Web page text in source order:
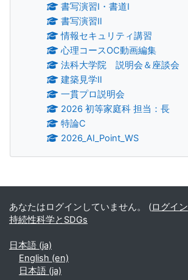
書写演習Ⅰ・書道Ⅰ
書写演習Ⅱ
情報セキュリティ講習
心理コースOC動画編集
法科大学院 説明会＆座談会
建築見学Ⅱ
一貫プロ説明会
2026 初等家庭科 担当：長
特論C
2026_AI_Point_WS
補助ブロック
あなたはログインしていません。 (ログイン
持続性科学とSDGs
日本語 ‎(ja)‎
English ‎(en)‎
日本語 ‎(ja)‎